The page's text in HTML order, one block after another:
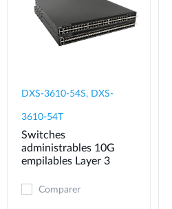
DXS-3610-54S, DXS-
3610-54T
Switches
administrables 10G
empilables Layer 3
Comparer